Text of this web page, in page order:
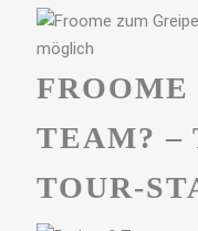
TEAM? –
TOUR-